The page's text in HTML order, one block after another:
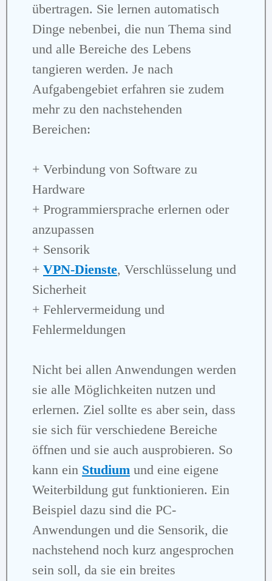
übertragen. Sie lernen automatisch
Dinge nebenbei, die nun Thema sind
und alle Bereiche des Lebens
tangieren werden. Je nach
Aufgabengebiet erfahren sie zudem
mehr zu den nachstehenden
Bereichen:
+ Verbindung von Software zu
Hardware
+ Programmiersprache erlernen oder
anzupassen
+ Sensorik
+ VPN-Dienste, Verschlüsselung und
Sicherheit
+ Fehlervermeidung und
Fehlermeldungen
Nicht bei allen Anwendungen werden
sie alle Möglichkeiten nutzen und
erlernen. Ziel sollte es aber sein, dass
sie sich für verschiedene Bereiche
öffnen und sie auch ausprobieren. So
kann ein Studium und eine eigene
Weiterbildung gut funktionieren. Ein
Beispiel dazu sind die PC-
Anwendungen und die Sensorik, die
nachstehend noch kurz angesprochen
sein soll, da sie ein breites